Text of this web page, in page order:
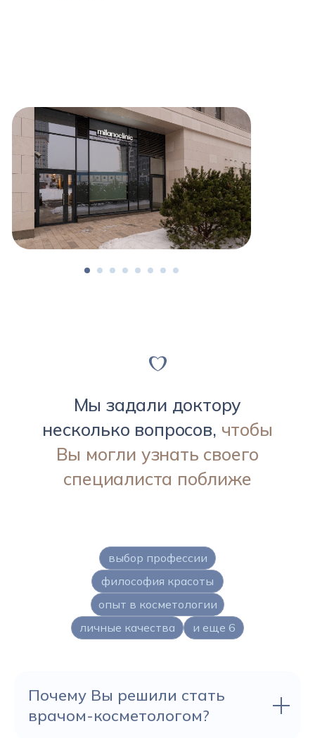
выбор профессии
философия красоты
опыт в косметологии
личные качества
и еще 6
Мы задали доктору
несколько вопросов, чтобы
Вы могли узнать своего
специалиста поближе
Почему Вы решили стать
врачом-косметологом?